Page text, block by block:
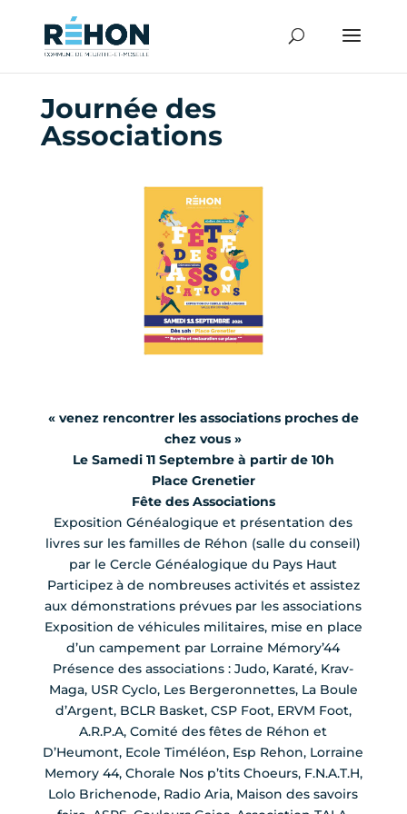
Journée des
Associations
« venez rencontrer les associations proches de
chez vous »
Le Samedi 11 Septembre à partir de 10h
Place Grenetier
Fête des Associations
Exposition Généalogique et présentation des
livres sur les familles de Réhon (salle du conseil)
par le Cercle Généalogique du Pays Haut
Participez à de nombreuses activités et assistez
aux démonstrations prévues par les associations
Exposition de véhicules militaires, mise en place
d’un campement par Lorraine Mémory’44
Présence des associations : Judo, Karaté, Krav-
Maga, USR Cyclo, Les Bergeronnettes, La Boule
d’Argent, BCLR Basket, CSP Foot, ERVM Foot,
A.R.P.A, Comité des fêtes de Réhon et
D’Heumont, Ecole Timéléon, Esp Rehon, Lorraine
Memory 44, Chorale Nos p’tits Choeurs, F.N.A.T.H,
Lolo Brichenode, Radio Aria, Maison des savoirs